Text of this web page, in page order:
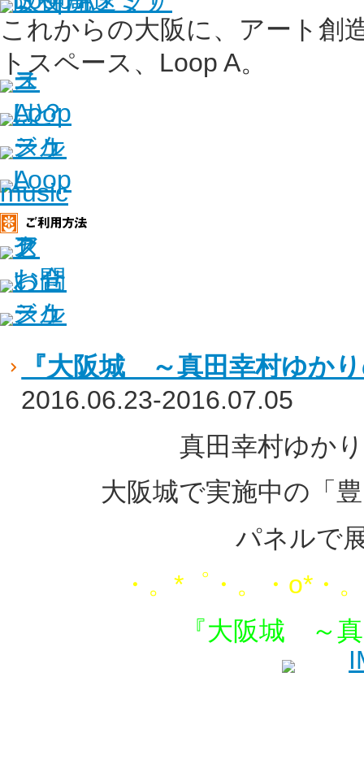
これからの大阪に、アート創
トスペース、Loop A。
『大阪城 ～真田幸村ゆか
2016.06.23-2016.07.05
真田幸村ゆか
大阪城で実施中の「
パネルで
・。*゜・。・o*・
『大阪城 ～